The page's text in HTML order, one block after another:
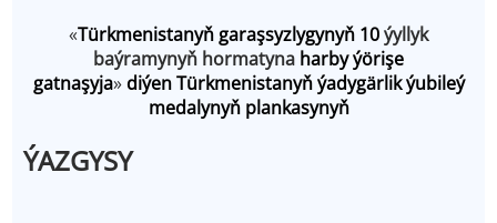
«Türkmenistanyň garaşsyzlygynyň 10ýyllyk
baýramynyň hormatyna harby ýörişe
gatnaşyja»diýen Türkmenistanyň ýadygärlik ýubileý
medalynyň plankasynyň
ÝAZGYSY